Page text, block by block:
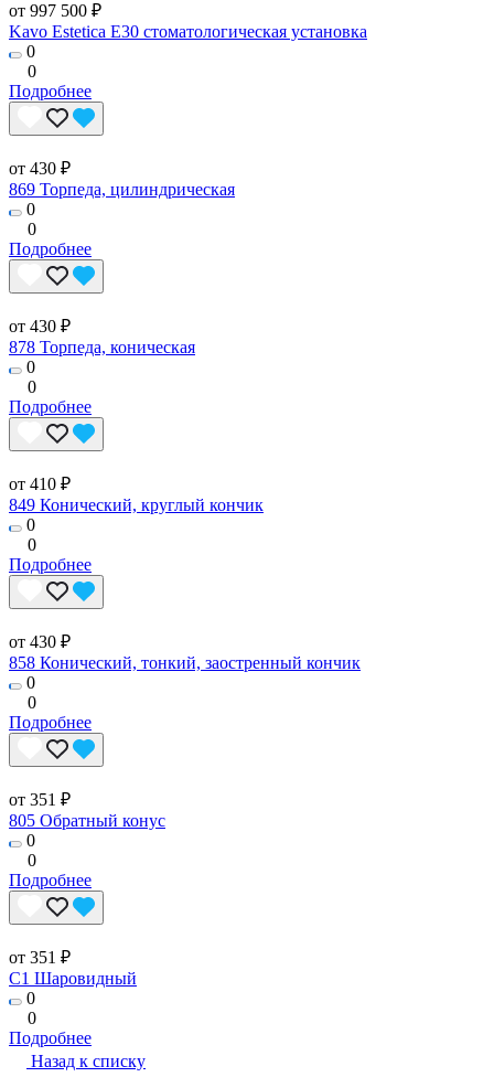
от 997 500 ₽
Kavo Estetica E30 стоматологическая установка
0
0
Подробнее
от 430 ₽
869 Торпеда, цилиндрическая
0
0
Подробнее
от 430 ₽
878 Торпеда, коническая
0
0
Подробнее
от 410 ₽
849 Конический, круглый кончик
0
0
Подробнее
от 430 ₽
858 Конический, тонкий, заостренный кончик
0
0
Подробнее
от 351 ₽
805 Обратный конус
0
0
Подробнее
от 351 ₽
C1 Шаровидный
0
0
Подробнее
Назад к списку